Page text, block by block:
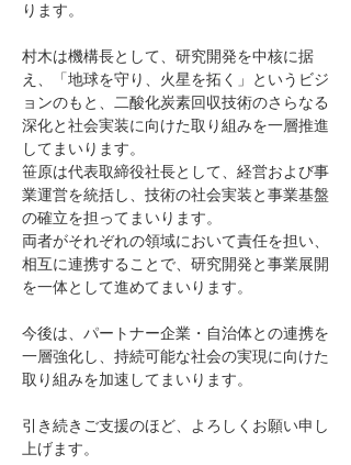
ります。
村木は機構長として、研究開発を中核に据
え、「地球を守り、火星を拓く」というビジ
ョンのもと、二酸化炭素回収技術のさらなる
深化と社会実装に向けた取り組みを一層推進
してまいります。
笹原は代表取締役社長として、経営および事
業運営を統括し、技術の社会実装と事業基盤
の確立を担ってまいります。
両者がそれぞれの領域において責任を担い、
相互に連携することで、研究開発と事業展開
を一体として進めてまいります。
今後は、パートナー企業・自治体との連携を
一層強化し、持続可能な社会の実現に向けた
取り組みを加速してまいります。
引き続きご支援のほど、よろしくお願い申し
上げます。